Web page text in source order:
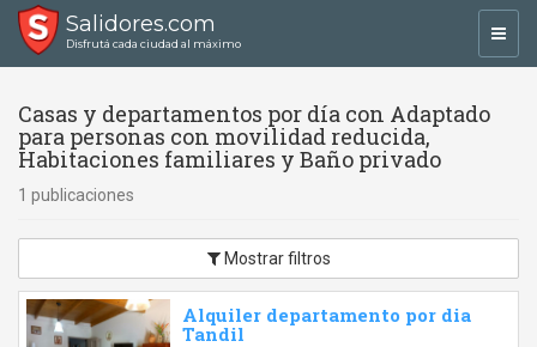
Salidores.com
Disfrutá cada ciudad al máximo
Casas y departamentos por día con Adaptado
para personas con movilidad reducida,
Habitaciones familiares y Baño privado
1 publicaciones
Mostrar filtros
Alquiler departamento por dia
Tandil